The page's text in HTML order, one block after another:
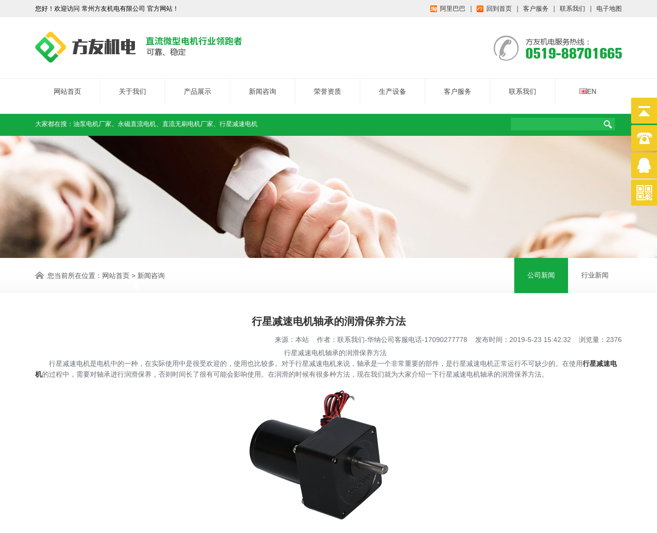
您好！欢迎访问 常州方友机电有限公司 官方网站！ 阿里巴巴 回到首页 客户服务 联系我们 电子地图
网站首页 关于我们 产品展示 新闻咨询 荣誉资质 生产设备 客户服务 联系我们 EN
大家都在搜： 油泵电机厂家、 永磁直流电机、 直流无刷电机厂家、 行星减速电机
您当前所在位置： 网站首页 > 新闻咨询 公司新闻 行业新闻
行星减速电机轴承的润滑保养方法
来源：本站 作者：联系我们-华纳公司客服电话-17090277778 发布时间：2019-5-23 15:42:32 浏览量：2376
行星减速电机轴承的润滑保养方法
行星减速电机是电机中的一种，在实际使用中是很受欢迎的，使用也比较多。对于行星减速电机来说，轴承是一个非常重要的部件，是行星减速电机正常运行不可缺少的。在使用行星减速电
机的过程中，需要对轴承进行润滑保养，否则时间长了很有可能会影响使用。在润滑的时候有很多种方法，现在我们就为大家介绍一下行星减速电机轴承的润滑保养方法。